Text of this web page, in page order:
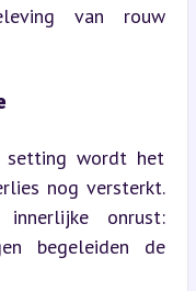
van rouw
setting wordt het
nog versterkt.
innerlijke onrust:
begeleiden de